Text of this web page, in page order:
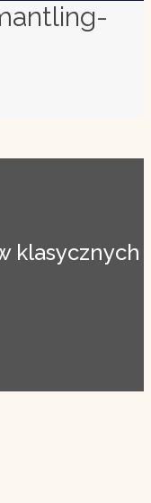
klasycznych